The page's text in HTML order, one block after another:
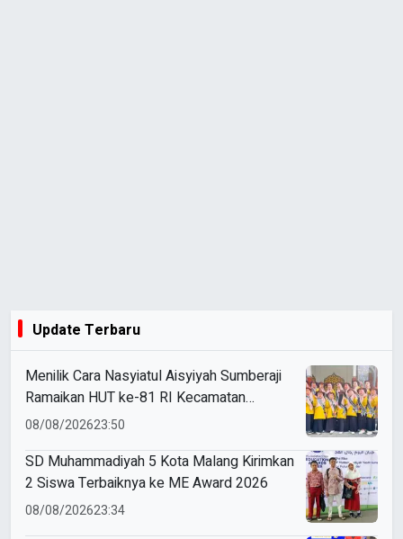
Update Terbaru
Menilik Cara Nasyiatul Aisyiyah Sumberaji
Ramaikan HUT ke-81 RI Kecamatan
Sukodadi
08/08/202623:50
SD Muhammadiyah 5 Kota Malang Kirimkan
2 Siswa Terbaiknya ke ME Award 2026
08/08/202623:34